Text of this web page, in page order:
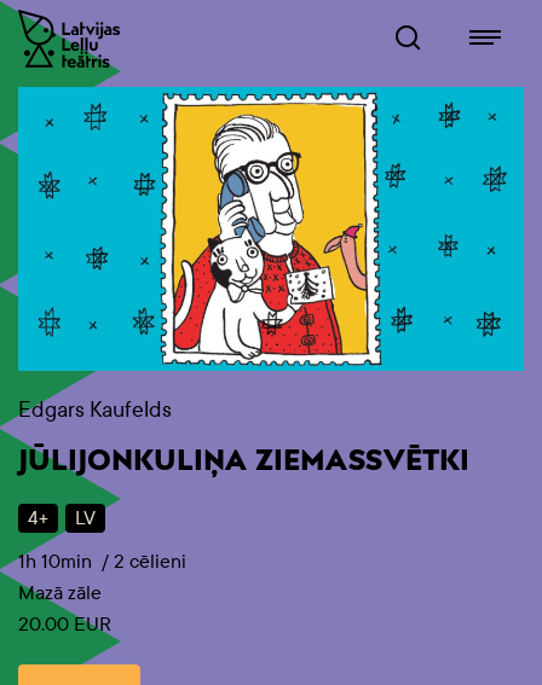
Edgars Kaufelds
JŪLIJONKULIŅA ZIEMASSVĒTKI
4+
LV
1h 10min / 2 cēlieni
Mazā zāle
20.00 EUR